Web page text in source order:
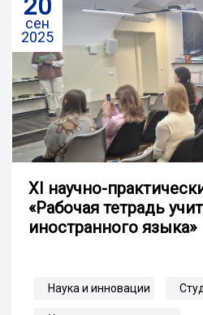
20
сен
2025
XI научно-
«Рабочая тетрадь
иностранного языка»
Наука и инновации